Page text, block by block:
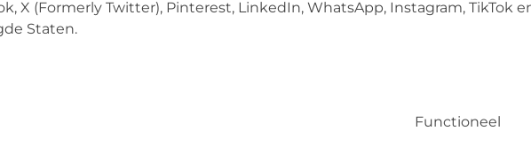
X (Formerly Twitter), Pinterest, LinkedIn, WhatsApp, Instagram, TikTok
Staten.
Functioneel